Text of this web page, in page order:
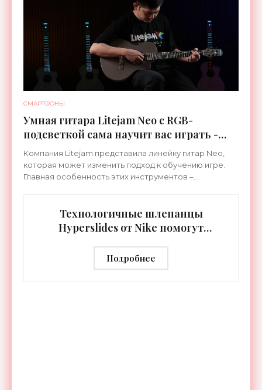
СМАРТФОНЫ
Умная гитара Litejam Neo с RGB-
подсветкой сама научит вас играть -
«Гаджеты»
Компания Litejam представила линейку гитар Neo,
которая может изменить подход к обучению игре.
Главная особенность этих инструментов –
Технологичные шлепанцы
Hyperslides от Nike помогут
тренировки - «Гаджеты»
Подробнее